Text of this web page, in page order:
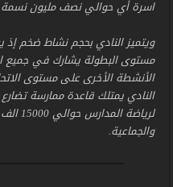
اسرة أي حوالي نصف مليون
مستوى البطولة يشارك في جميع
الأنشطة الأخرى على مستوى
النادي يمتلك قاعدة ممارسة
والجماعية.